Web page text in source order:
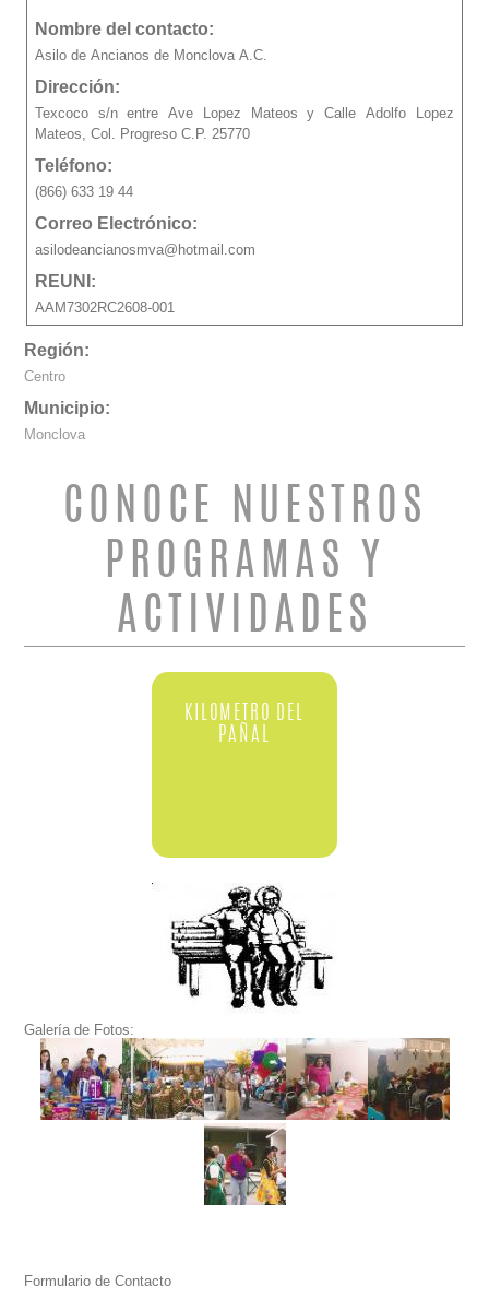
Nombre del contacto:
Asilo de Ancianos de Monclova A.C.
Dirección:
Texcoco s/n entre Ave Lopez Mateos y Calle Adolfo Lopez
Mateos, Col. Progreso C.P. 25770
Teléfono:
(866) 633 19 44
Correo Electrónico:
asilodeancianosmva@hotmail.com
REUNI:
AAM7302RC2608-001
Región:
Centro
Municipio:
Monclova
CONOCE NUESTROS
PROGRAMAS Y
ACTIVIDADES
KILOMETRO DEL
PAÑAL
Galería de Fotos:
Formulario de Contacto